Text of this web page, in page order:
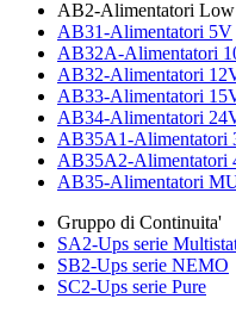
AB2-Alimentatori Low
AB31-Alimentatori 5V
AB32A-Alimentatori
AB32-Alimentatori
AB33-Alimentatori
AB34-Alimentatori
AB35A1-Alimentatori
AB35A2-Alimentatori
AB35-Alimentatori
Gruppo di Continuita'
SA2-Ups serie
SB2-Ups serie NEMO
SC2-Ups serie Pure